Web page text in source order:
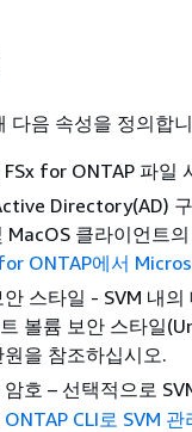
다음 속성을 정의합
FSx for ONTAP 파일
Directory(AD)
클라이언트
ONTAP에서
스타일 - SVM 내
볼륨 보안 스타일
원을 참조하십시오.
호 – 선택적으로
ONTAP CLI로 SVM 관